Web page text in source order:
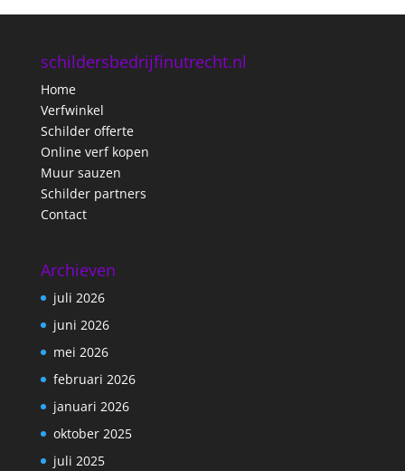
schildersbedrijfinutrecht.nl
Home
Verfwinkel
Schilder offerte
Online verf kopen
Muur sauzen
Schilder partners
Contact
Archieven
juli 2026
juni 2026
mei 2026
februari 2026
januari 2026
oktober 2025
juli 2025